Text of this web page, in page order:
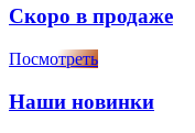
Скоро в продаже
Посмотреть
Наши новинки